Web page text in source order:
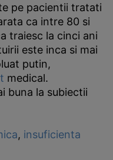
pe pacientii tratati
ca intre 80 si
traiesc la cinci ani
este inca si mai
putin,
medical.
buna la subiectii
, insuficienta